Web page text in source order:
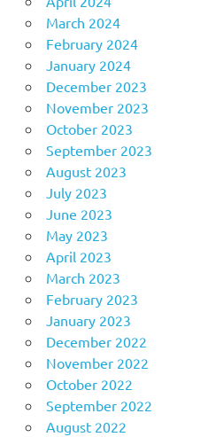
March 2024
February 2024
January 2024
December 2023
November 2023
October 2023
September 2023
August 2023
July 2023
June 2023
May 2023
April 2023
March 2023
February 2023
January 2023
December 2022
November 2022
October 2022
September 2022
August 2022